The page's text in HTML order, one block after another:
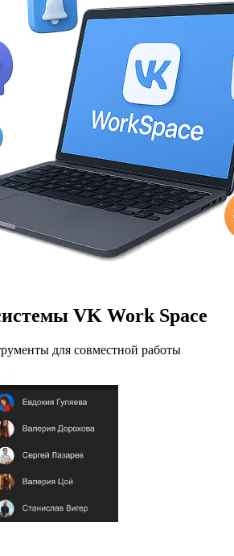
VK Work Space
для совместной работы